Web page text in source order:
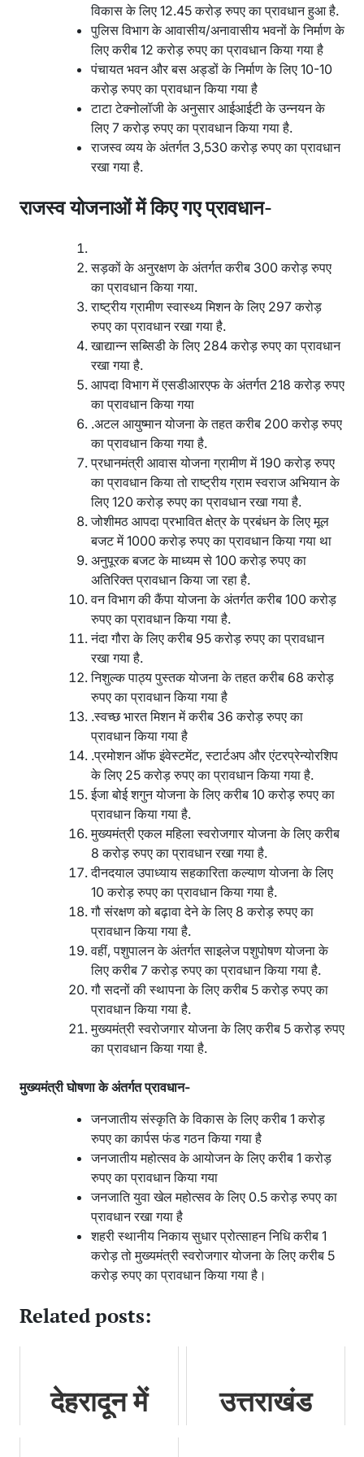
विकास के लिए 12.45 करोड़ रुपए का प्रावधान हुआ है.
पुलिस विभाग के आवासीय/अनावासीय भवनों के निर्माण के
लिए करीब 12 करोड़ रुपए का प्रावधान किया गया है
पंचायत भवन और बस अड्डों के निर्माण के लिए 10-10
करोड़ रुपए का प्रावधान किया गया है
टाटा टेक्नोलॉजी के अनुसार आईआईटी के उन्नयन के
लिए 7 करोड़ रुपए का प्रावधान किया गया है.
राजस्व व्यय के अंतर्गत 3,530 करोड़ रुपए का प्रावधान
रखा गया है.
राजस्व योजनाओं में किए गए प्रावधान-
सड़कों के अनुरक्षण के अंतर्गत करीब 300 करोड़ रुपए
का प्रावधान किया गया.
राष्ट्रीय ग्रामीण स्वास्थ्य मिशन के लिए 297 करोड़
रुपए का प्रावधान रखा गया है.
खाद्यान्न सब्सिडी के लिए 284 करोड़ रुपए का प्रावधान
रखा गया है.
आपदा विभाग में एसडीआरएफ के अंतर्गत 218 करोड़ रुपए
का प्रावधान किया गया
.अटल आयुष्मान योजना के तहत करीब 200 करोड़ रुपए
का प्रावधान किया गया है.
प्रधानमंत्री आवास योजना ग्रामीण में 190 करोड़ रुपए
का प्रावधान किया तो राष्ट्रीय ग्राम स्वराज अभियान के
लिए 120 करोड़ रुपए का प्रावधान रखा गया है.
जोशीमठ आपदा प्रभावित क्षेत्र के प्रबंधन के लिए मूल
बजट में 1000 करोड़ रुपए का प्रावधान किया गया था
अनुपूरक बजट के माध्यम से 100 करोड़ रुपए का
अतिरिक्त प्रावधान किया जा रहा है.
वन विभाग की कैंपा योजना के अंतर्गत करीब 100 करोड़
रुपए का प्रावधान किया गया है.
नंदा गौरा के लिए करीब 95 करोड़ रुपए का प्रावधान
रखा गया है.
निशुल्क पाठ्य पुस्तक योजना के तहत करीब 68 करोड़
रुपए का प्रावधान किया गया है
.स्वच्छ भारत मिशन में करीब 36 करोड़ रुपए का
प्रावधान किया गया है
.प्रमोशन ऑफ इंवेस्टमेंट, स्टार्टअप और एंटरप्रेन्योरशिप
के लिए 25 करोड़ रुपए का प्रावधान किया गया है.
ईजा बोई शगुन योजना के लिए करीब 10 करोड़ रुपए का
प्रावधान किया गया है.
मुख्यमंत्री एकल महिला स्वरोजगार योजना के लिए करीब
8 करोड़ रुपए का प्रावधान रखा गया है.
दीनदयाल उपाध्याय सहकारिता कल्याण योजना के लिए
10 करोड़ रुपए का प्रावधान किया गया है.
गौ संरक्षण को बढ़ावा देने के लिए 8 करोड़ रुपए का
प्रावधान किया गया है.
वहीं, पशुपालन के अंतर्गत साइलेज पशुपोषण योजना के
लिए करीब 7 करोड़ रुपए का प्रावधान किया गया है.
गौ सदनों की स्थापना के लिए करीब 5 करोड़ रुपए का
प्रावधान किया गया है.
मुख्यमंत्री स्वरोजगार योजना के लिए करीब 5 करोड़ रुपए
का प्रावधान किया गया है.
मुख्यमंत्री घोषणा के अंतर्गत प्रावधान-
जनजातीय संस्कृति के विकास के लिए करीब 1 करोड़
रुपए का कार्पस फंड गठन किया गया है
जनजातीय महोत्सव के आयोजन के लिए करीब 1 करोड़
रुपए का प्रावधान किया गया
जनजाति युवा खेल महोत्सव के लिए 0.5 करोड़ रुपए का
प्रावधान रखा गया है
शहरी स्थानीय निकाय सुधार प्रोत्साहन निधि करीब 1
करोड़ तो मुख्यमंत्री स्वरोजगार योजना के लिए करीब 5
करोड़ रुपए का प्रावधान किया गया है।
Related posts:
देहरादून में
उत्तराखंड